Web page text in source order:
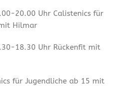
20.00 Uhr Calistenics für
Hilmar
18.30 Uhr Rückenfit mit
für Jugendliche ab 15 mit